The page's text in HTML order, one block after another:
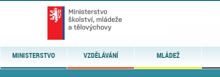
MINISTERSTVO VZDĚLÁVÁNÍ MLÁDEŽ